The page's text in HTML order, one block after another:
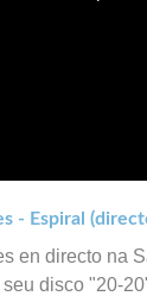
- Espiral
en directo na
disco "20-